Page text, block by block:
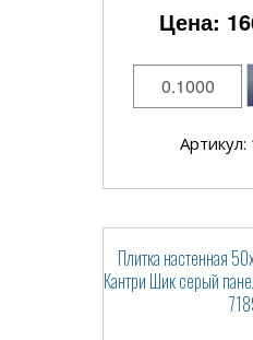
Цена:
Артикул:
Плитка настенная
Кантри Шик серый